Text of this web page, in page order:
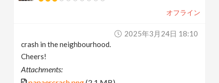
オフライン
2025年3月24日 18:10
crash in the neighbourhood.
Cheers!
Attachments: